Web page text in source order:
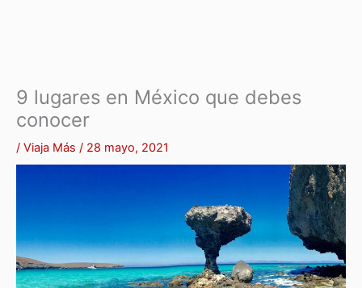
9 lugares en México que debes
conocer
/ Viaja Más / 28 mayo, 2021